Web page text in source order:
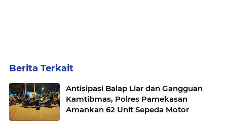
Berita Terkait
Antisipasi Balap Liar dan Gangguan
Kamtibmas, Polres Pamekasan
Amankan 62 Unit Sepeda Motor